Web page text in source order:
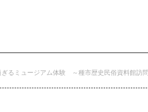
ぎるミュージアム体験 ～種市歴史民俗資料館訪